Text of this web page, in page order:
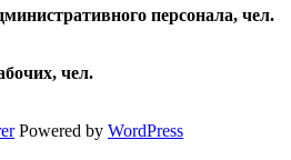
персонала, чел.
чел.
Powered by WordPress